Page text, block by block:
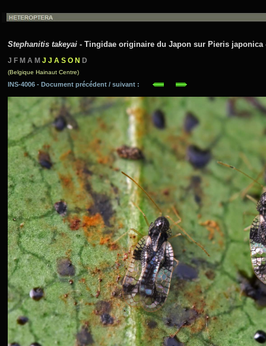
Stephanitis takeyai - Tingidae originaire du Japon sur Pieris japonica
J F M A M J J A S O N D
(Belgique Hainaut Centre)
INS-4006 - Document précédent / suivant :